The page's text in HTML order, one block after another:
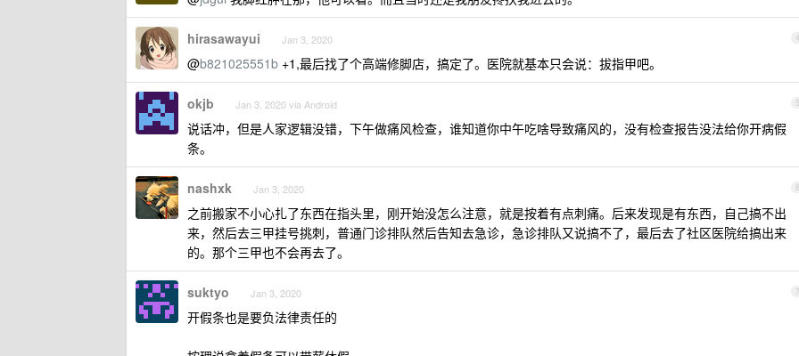
4
hirasawayui Jan 3, 2020
@b821025551b +1,最后找了个高端修脚店，搞定了。医院就基本只会说：拔指甲吧。
5
okjb Jan 3, 2020 via Android
说话冲，但是人家逻辑没错，下午做痛风检查，谁知道你中午吃啥导致痛风的，没有检查报告没法给你开病假
条。
6
nashxk Jan 3, 2020
之前搬家不小心扎了东西在指头里，刚开始没怎么注意，就是按着有点刺痛。后来发现是有东西，自己搞不出
来，然后去三甲挂号挑刺，普通门诊排队然后告知去急诊，急诊排队又说搞不了，最后去了社区医院给搞出来
的。那个三甲也不会再去了。
7
suktyo Jan 3, 2020
开假条也是要负法律责任的